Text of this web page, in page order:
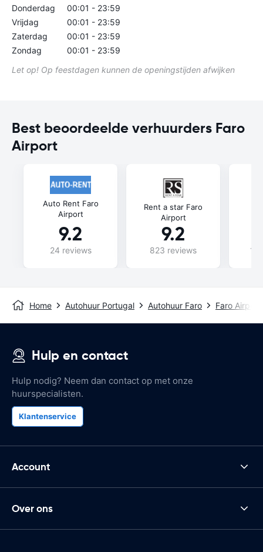
Donderdag
00:01 - 23:59
Vrijdag
00:01 - 23:59
Zaterdag
00:01 - 23:59
Zondag
00:01 - 23:59
Let op! Op feestdagen kunnen de openingstijden afwijken
Best beoordeelde verhuurders Faro
Airport
Auto Rent Faro
Airport
9.2
24 reviews
Rent a star Faro
Airport
9.2
823 reviews
Home Autohuur Portugal Autohuur Faro Faro Airport
Hulp en contact
Hulp nodig? Neem dan contact op met onze
huurspecialisten.
Klantenservice
Account
Over ons